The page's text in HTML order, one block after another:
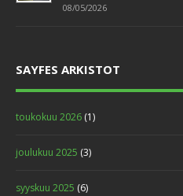
08/05/2026
SAYFES ARKISTOT
toukokuu 2026 (1)
joulukuu 2025 (3)
syyskuu 2025 (6)